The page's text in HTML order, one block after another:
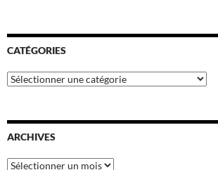
CATÉGORIES
Catégories
ARCHIVES
Archives